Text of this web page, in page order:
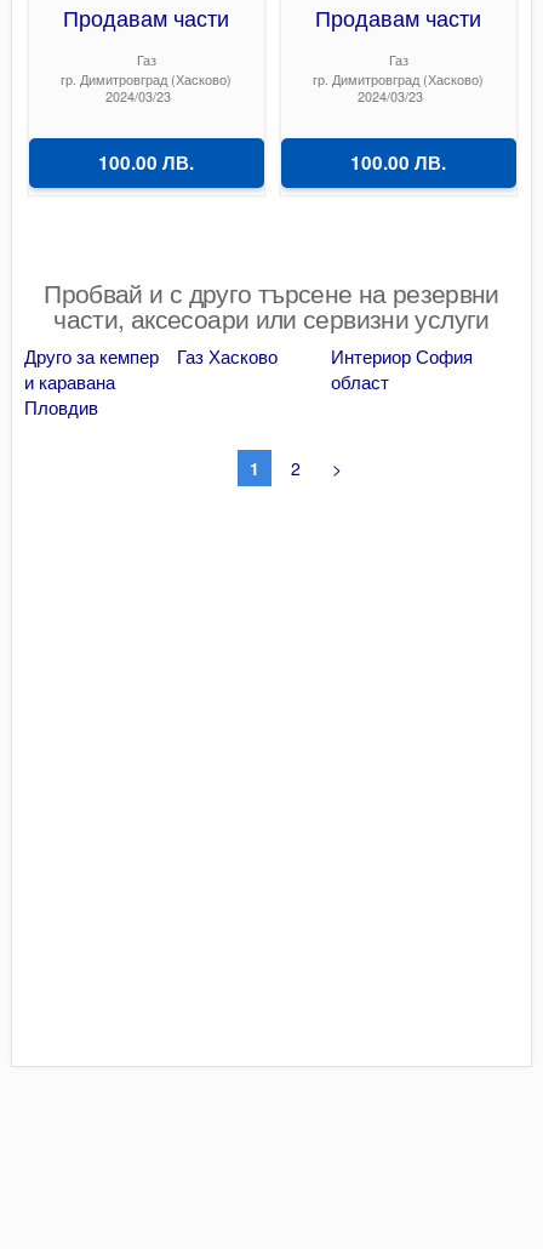
Продавам части
Газ
гр. Димитровград (Хасково)
2024/03/23
100.00 ЛВ.
Продавам части
Газ
гр. Димитровград (Хасково)
2024/03/23
100.00 ЛВ.
Пробвай и с друго търсене на резервни
части, аксесоари или сервизни услуги
Друго за кемпер
и каравана
Пловдив
Газ Хасково
Интериор София
област
1 2 >